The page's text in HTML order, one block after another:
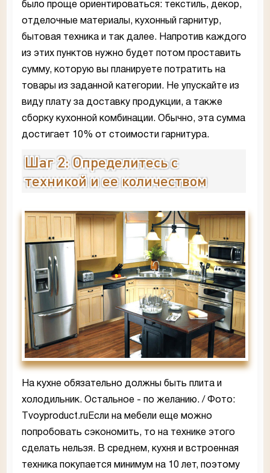
было проще ориентироваться: текстиль, декор,
отделочные материалы, кухонный гарнитур,
бытовая техника и так далее. Напротив каждого
из этих пунктов нужно будет потом проставить
сумму, которую вы планируете потратить на
товары из заданной категории. Не упускайте из
виду плату за доставку продукции, а также
сборку кухонной комбинации. Обычно, эта сумма
достигает 10% от стоимости гарнитура.
Шаг 2: Определитесь с
техникой и ее количеством
На кухне обязательно должны быть плита и
холодильник. Остальное - по желанию. / Фото:
Tvoyproduct.ruЕсли на мебели еще можно
попробовать сэкономить, то на технике этого
сделать нельзя. В среднем, кухня и встроенная
техника покупается минимум на 10 лет, поэтому